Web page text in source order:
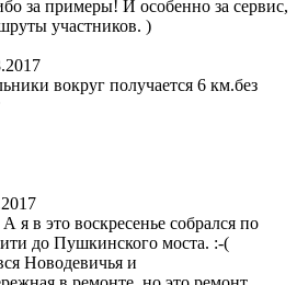
за примеры! И особенно за сервис,
участников. )
вокруг получается 6 км.без
я в это воскресенье собрался по
до Пушкинского моста. :-(
Новодевичья и